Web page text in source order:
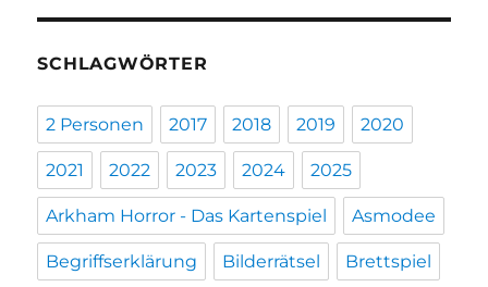
SCHLAGWÖRTER
2 Personen 2017 2018 2019 2020
2021 2022 2023 2024 2025
Arkham Horror - Das Kartenspiel Asmodee
Begriffserklärung Bilderrätsel Brettspiel